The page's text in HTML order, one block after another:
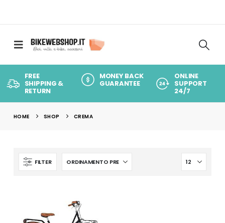
FREE
SHIPPING &
RETURN
MONEY BACK
GUARANTEE
ONLINE
SUPPORT
24/7
HOME SHOP CREMA
FILTER